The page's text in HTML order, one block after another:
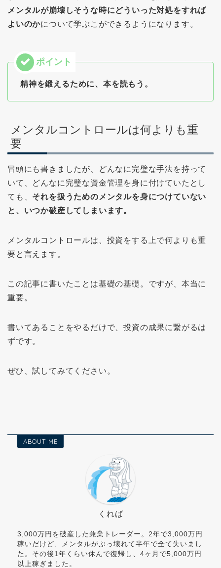
メンタルが崩壊しそうな時にどういった対処をすれば
よいのかについて学ぶこができるようになります。
精神を鍛えるために、本を読もう。
メンタルコントロールは何よりも重
要
冒頭にも書きましたが、どんなに完璧な手法を持って
いて、どんなに完璧な資金管理を身に付けていたとし
ても、 それを扱うためのメンタルを身につけていない
と、いつか破産してしまいます。
メンタルコントロールは、投資をする上で何よりも重
要と言えます。
この記事に書いたことは基礎の基礎。ですが、本当に
重要。
書いてあることをやるだけで、投資の成果に繋がるは
ずです。
ぜひ、試してみてください。
ABOUT ME
くれば
3,000万円を破産した兼業トレーダー。2年で3,000万円
稼いだけど、メンタルがぶっ壊れて半年で全て失いまし
た。その後1年くらい休んで復帰し、4ヶ月で5,000万円
以上稼ぎました。